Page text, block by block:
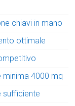
chiavi in mano
ottimale
4000 mq